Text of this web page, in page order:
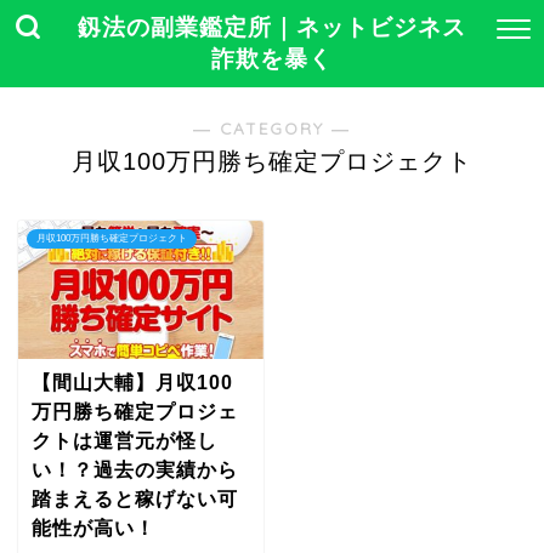
釼法の副業鑑定所｜ネットビジネス
詐欺を暴く
― CATEGORY ―
月収100万円勝ち確定プロジェクト
月収100万円勝ち確定プロジェクト
【間山大輔】月収100
万円勝ち確定プロジェ
クトは運営元が怪し
い！？過去の実績から
踏まえると稼げない可
能性が高い！